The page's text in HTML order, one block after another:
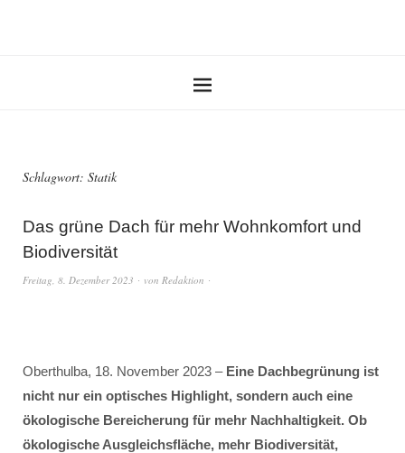
Schlagwort: Statik
Das grüne Dach für mehr Wohnkomfort und
Biodiversität
Freitag, 8. Dezember 2023 von Redaktion
Oberthulba, 18. November 2023 – Eine Dachbegrünung ist
nicht nur ein optisches Highlight, sondern auch eine
ökologische Bereicherung für mehr Nachhaltigkeit. Ob
ökologische Ausgleichsfläche, mehr Biodiversität,